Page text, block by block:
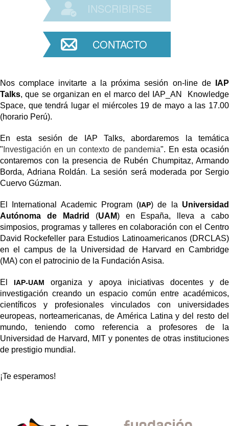
INSCRIBIRSE
CONTACTO
Nos complace invitarte a la próxima sesión on-line de
IAP
Talks, que se organizan en el marco del IAP_AN Knowledge
Space, que tendrá lugar el miércoles 19 de mayo a las 17.00
(horario Perú).
En esta sesión de IAP Talks, abordaremos la temática
" Investigación en un contexto de pandemia". En esta ocasión
contaremos con la presencia deRubén Chumpitaz, Armando
Borda, Adriana Roldán.
La sesión será moderada por Sergio
Cuervo Gúzman.
El International Academic Program (IAP) de la Universidad
Autónoma de Madrid
(UAM) en España, lleva a cabo
simposios, programas y talleres en colaboración con el Centro
David Rockefeller para Estudios Latinoamericanos (DRCLAS)
en el campus de la Universidad de Harvard en Cambridge
(MA) con el patrocinio de la Fundación Asisa.
El IAP-UAM
organiza y apoya iniciativas docentes y de
investigación creando un espacio común entre académicos,
científicos y profesionales vinculados con universidades
europeas, norteamericanas, de América Latina y del resto del
mundo, teniendo como referencia a profesores de la
Universidad de Harvard, MIT y ponentes de otras instituciones
de prestigio mundial.
¡Te esperamos!